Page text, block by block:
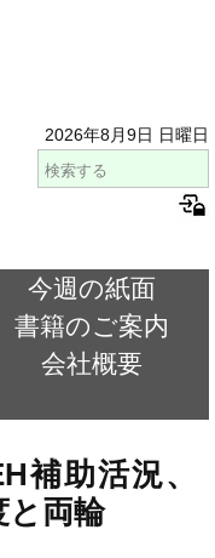
2026年8月9日 日曜日
今週の紙面
書籍のご案内
会社概要
補助活況、
と両輪